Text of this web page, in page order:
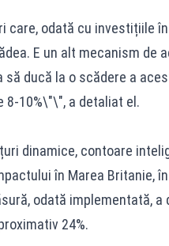
care, odată cu investițiile
E un alt mecanism de
ducă la o scădere a
8-10%\"\", a detaliat el.
dinamice, contoare
în Marea Britanie,
odată implementată,
24%.